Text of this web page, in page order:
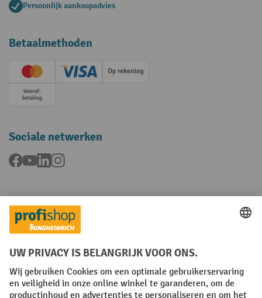
Persoonlijk aankoopadvies
Betaalmethoden
Creditcard (Master)Creditcard (Visa)Op rekening
Vooruitbetaling
Sociale netwerken
Facebook
YouTubeLinkedInInstagram
Talen
FR NL
Algemene verkoopvoorwaarden Copyright